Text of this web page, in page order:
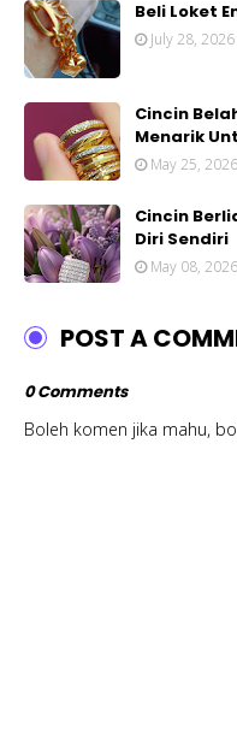
Beli Loket
July 28, 2026
Cincin
Menarik
May 25, 2026
Cincin
Diri Sendiri
May 08, 2026
POST A
0 Comments
Boleh komen jika mahu,